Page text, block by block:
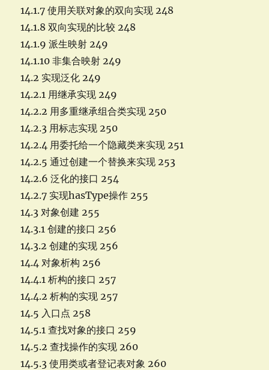
14.1.7 使用关联对象的双向实现 248
14.1.8 双向实现的比较 248
14.1.9 派生映射 249
14.1.10 非集合映射 249
14.2 实现泛化 249
14.2.1 用继承实现 249
14.2.2 用多重继承组合类实现 250
14.2.3 用标志实现 250
14.2.4 用委托给一个隐藏类来实现 251
14.2.5 通过创建一个替换来实现 253
14.2.6 泛化的接口 254
14.2.7 实现hasType操作 255
14.3 对象创建 255
14.3.1 创建的接口 256
14.3.2 创建的实现 256
14.4 对象析构 256
14.4.1 析构的接口 257
14.4.2 析构的实现 257
14.5 入口点 258
14.5.1 查找对象的接口 259
14.5.2 查找操作的实现 260
14.5.3 使用类或者登记表对象 260